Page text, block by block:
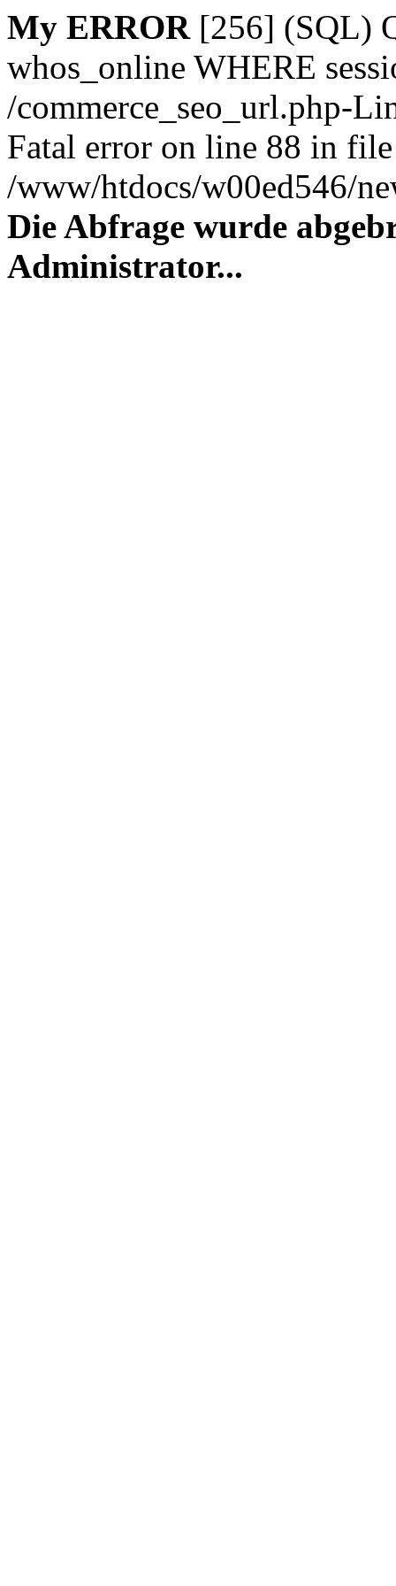
My ERROR[256] (SQL)
whos_online WHERE
/commerce_seo_url.php-
Fatal error on line 88 in file
/www/htdocs/w00ed546/
Die Abfrage wurde
Administrator...